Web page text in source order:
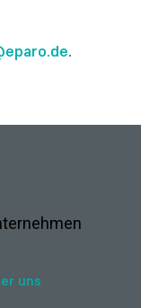
.
uns